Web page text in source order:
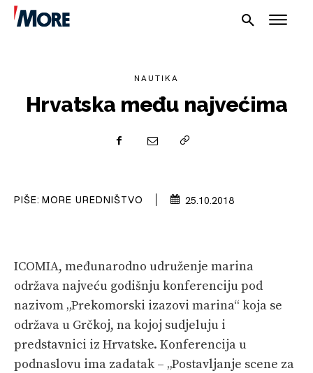
PLOVILA
SPIZA
VELIKE PRIČE
PRETPLATA
SHOP
NAUTIKA
Hrvatska među najvećima
PIŠE: MORE UREDNIŠTVO 25.10.2018
ICOMIA, međunarodno udruženje marina
održava najveću godišnju konferenciju pod
nazivom „Prekomorski izazovi marina“ koja se
održava u Grčkoj, na kojoj sudjeluju i
predstavnici iz Hrvatske. Konferencija u
podnaslovu ima zadatak – „Postavljanje scene za